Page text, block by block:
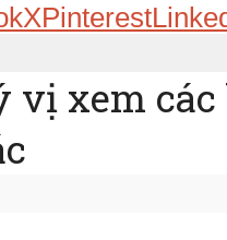
XPinterest
vị xem các